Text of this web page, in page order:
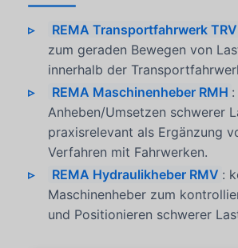
REMA Transportfahrwerk TRV
zum geraden Bewegen von
innerhalb der
REMA Maschinenheber RMH
Anheben/Umsetzen schwerer
praxisrelevant als Ergänzung
Verfahren mit Fahrwerken.
REMA Hydraulikheber RMV :
Maschinenheber zum
und Positionieren schwerer